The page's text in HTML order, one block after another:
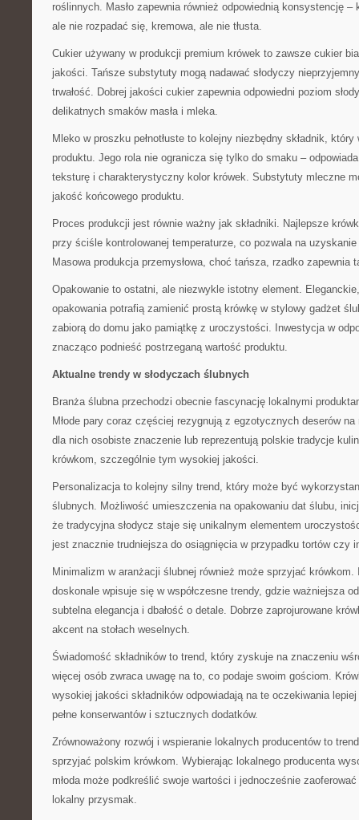
roślinnych. Masło zapewnia również odpowiednią konsystencję
ale nie rozpadać się, kremowa, ale nie tłusta.
Cukier używany w produkcji premium krówek to zawsze cukier
jakości. Tańsze substytuty mogą nadawać słodyczy
trwałość. Dobrej jakości cukier zapewnia odpowiedni poziom
delikatnych smaków masła i mleka.
Mleko w proszku pełnotłuste to kolejny niezbędny składnik,
produktu. Jego rola nie ogranicza się tylko do smaku –
teksturę i charakterystyczny kolor krówek. Substytuty mleczne
jakość końcowego produktu.
Proces produkcji jest równie ważny jak składniki. Najlepsze
przy ściśle kontrolowanej temperaturze, co pozwala na
Masowa produkcja przemysłowa, choć tańsza, rzadko zapewnia
Opakowanie to ostatni, ale niezwykle istotny element.
opakowania potrafią zamienić prostą krówkę w stylowy gadżet
zabiorą do domu jako pamiątkę z uroczystości. Inwestycja w
znacząco podnieść postrzeganą wartość produktu.
Aktualne trendy w słodyczach ślubnych
Branża ślubna przechodzi obecnie fascynację lokalnymi
Młode pary coraz częściej rezygnują z egzotycznych deserów
dla nich osobiste znaczenie lub reprezentują polskie tradycje
krówkom, szczególnie tym wysokiej jakości.
Personalizacja to kolejny silny trend, który może być
ślubnych. Możliwość umieszczenia na opakowaniu dat ślubu,
że tradycyjna słodycz staje się unikalnym elementem
jest znacznie trudniejsza do osiągnięcia w przypadku tortów czy
Minimalizm w aranżacji ślubnej również może sprzyjać
doskonale wpisuje się w współczesne trendy, gdzie ważniejsza
subtelna elegancja i dbałość o detale. Dobrze zaprojurowane
akcent na stołach weselnych.
Świadomość składników to trend, który zyskuje na znaczeniu
więcej osób zwraca uwagę na to, co podaje swoim gościom.
wysokiej jakości składników odpowiadają na te oczekiwania lepiej
pełne konserwantów i sztucznych dodatków.
Zrównoważony rozwój i wspieranie lokalnych producentów to
sprzyjać polskim krówkom. Wybierając lokalnego producenta
młoda może podkreślić swoje wartości i jednocześnie
lokalny przysmak.